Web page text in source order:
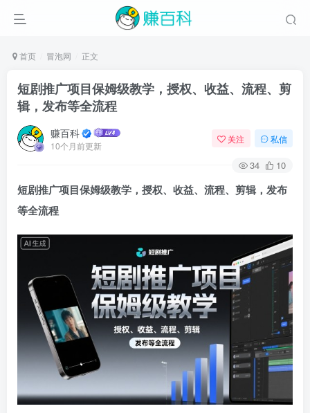
首页 冒泡网 正文
短剧推广项目保姆级教学，授权、收益、流程、剪
辑，发布等全流程
赚百科
10个月前更新
关注 私信
34 10
短剧推广项目保姆级教学，授权、收益、流程、剪辑，发布
等全流程